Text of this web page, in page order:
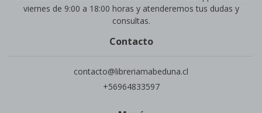
viernes de 9:00 a 18:00 horas y atenderemos tus dudas y
consultas.
Contacto
contacto@libreriamabeduna.cl
+56964833597